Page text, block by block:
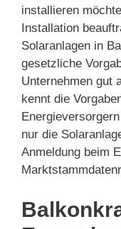
installieren
Installation
Solaranlagen in
gesetzliche
Unternehmen gut
kennt die
nur die
Anmeldung beim